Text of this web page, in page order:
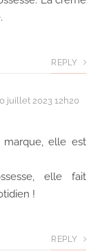
REPLY
juillet 2023 12h20
elle est
elle fait
!
REPLY